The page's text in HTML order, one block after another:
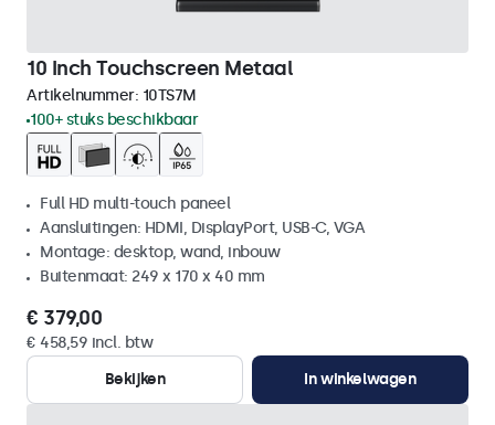
10 Inch Touchscreen Metaal
Artikelnummer: 10TS7M
100+ stuks beschikbaar
Full HD multi-touch paneel
Aansluitingen: HDMI, DisplayPort, USB-C, VGA
Montage: desktop, wand, inbouw
Buitenmaat: 249 x 170 x 40 mm
€ 379,00
€ 458,59 incl. btw
Bekijken
In winkelwagen